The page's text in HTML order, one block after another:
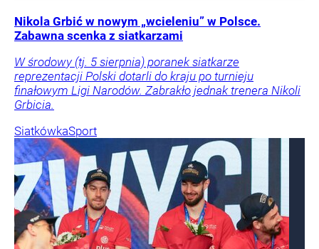
Nikola Grbić w nowym „wcieleniu” w Polsce.
Zabawna scenka z siatkarzami
W środowy (tj. 5 sierpnia) poranek siatkarze
reprezentacji Polski dotarli do kraju po turnieju
finałowym Ligi Narodów. Zabrakło jednak trenera Nikoli
Grbicia.
SiatkówkaSport